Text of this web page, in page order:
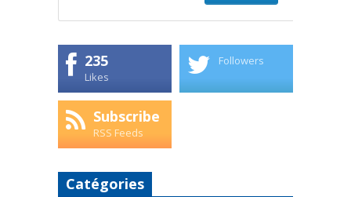
235
Likes
Followers
Subscribe
RSS Feeds
Catégories